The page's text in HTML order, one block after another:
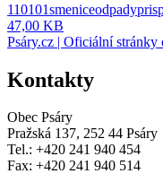
47,00 KB
Psáry.cz | Oficiální stránky
Kontakty
Obec Psáry
Pražská 137, 252 44 Psáry
Tel.: +420 241 940 454
Fax: +420 241 940 514